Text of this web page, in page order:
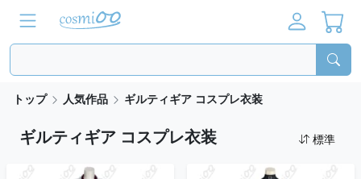
トップ 人気作品 ギルティギア コスプレ衣装
ギルティギア コスプレ衣装 標準